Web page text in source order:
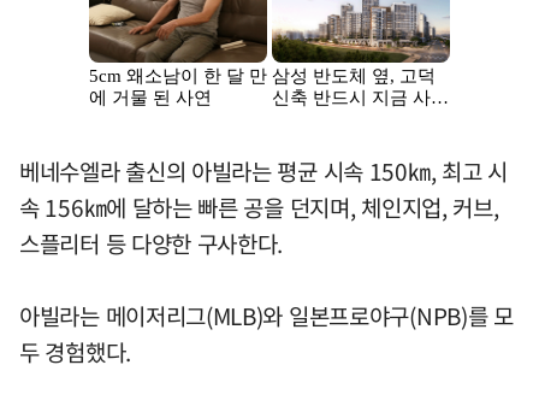
베네수엘라 출신의 아빌라는 평균 시속 150㎞, 최고 시
속 156㎞에 달하는 빠른 공을 던지며, 체인지업, 커브,
스플리터 등 다양한 구사한다.
아빌라는 메이저리그(MLB)와 일본프로야구(NPB)를 모
두 경험했다.